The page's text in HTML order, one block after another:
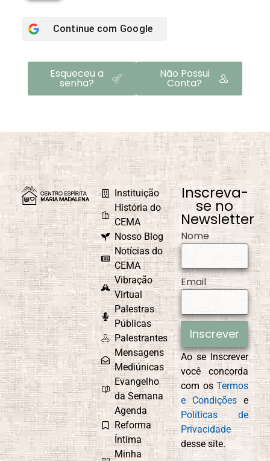
Continue com Google
Esqueceu a
senha?
Não Possui
Conta?
Instituição
História do
CEMA
Nosso Blog
Notícias do
CEMA
Vibração
Virtual
Palestras
Públicas
Palestrantes
Mensagens
Mediúnicas
Evangelho
da Semana
Agenda
Reforma
Íntima
Minha
Inscreva-
se no
Newsletter
Nome
Email
Inscrever
Ao se Inscrever
você concorda
com osTermos
e Condições e
Políticas de
Privacidade
desse site.